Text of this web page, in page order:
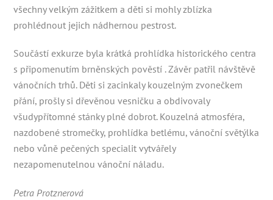
všechny velkým zážitkem a děti si mohly zblízka
prohlédnout jejich nádhernou pestrost.
Součástí exkurze byla krátká prohlídka historického centra
s připomenutím brněnských pověstí . Závěr patřil návštěvě
vánočních trhů. Děti si zacinkaly kouzelným zvonečkem
přání, prošly si dřevěnou vesničku a obdivovaly
všudypřítomné stánky plné dobrot. Kouzelná atmosféra,
nazdobené stromečky, prohlídka betlému, vánoční světýlka
nebo vůně pečených specialit vytvářely
nezapomenutelnou vánoční náladu.
Petra Protznerová